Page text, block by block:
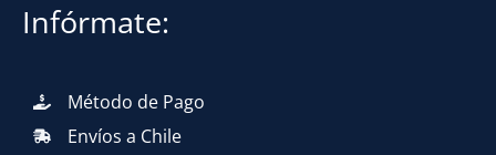
Infórmate:
Método de Pago
Envíos a Chile